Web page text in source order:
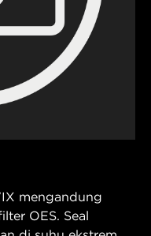
mengandung
OES. Seal